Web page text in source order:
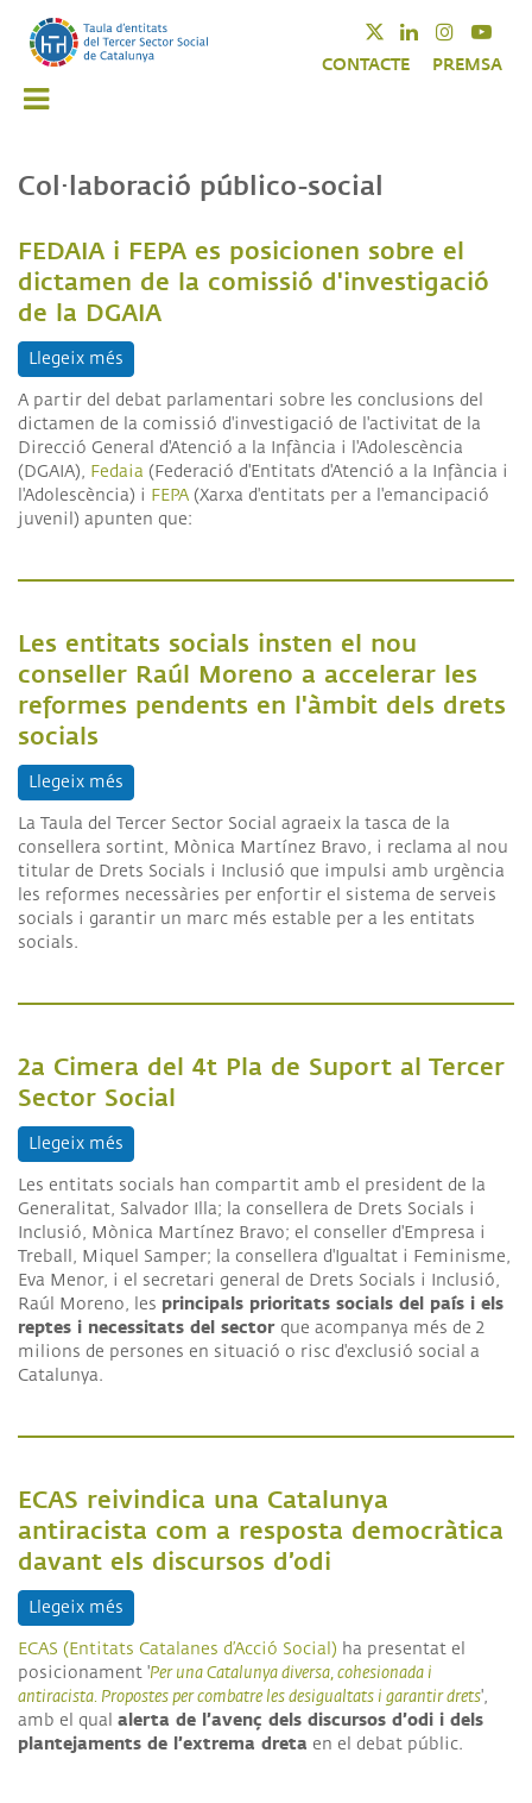
TwitterLinkedin
CONTACTE PREMSA
Col·laboració público-social
FEDAIA i FEPA es posicionen sobre el
dictamen de la comissió d'investigació
de la DGAIA
Llegeix més
A partir del debat parlamentari sobre les conclusions del
dictamen de la comissió d'investigació de l'activitat de la
Direcció General d'Atenció a la Infància i l'Adolescència
(DGAIA), Fedaia (Federació d'Entitats d'Atenció a la Infància i
l'Adolescència) i FEPA (Xarxa d'entitats per a l'emancipació
juvenil) apunten que:
Les entitats socials insten el nou
conseller Raúl Moreno a accelerar les
reformes pendents en l'àmbit dels drets
socials
Llegeix més
La Taula del Tercer Sector Social agraeix la tasca de la
consellera sortint, Mònica Martínez Bravo, i reclama al nou
titular de Drets Socials i Inclusió que impulsi amb urgència
les reformes necessàries per enfortir el sistema de serveis
socials i garantir un marc més estable per a les entitats
socials.
2a Cimera del 4t Pla de Suport al Tercer
Sector Social
Llegeix més
Les entitats socials han compartit amb el president de la
Generalitat, Salvador Illa; la consellera de Drets Socials i
Inclusió, Mònica Martínez Bravo; el conseller d'Empresa i
Treball, Miquel Samper; la consellera d'Igualtat i Feminisme,
Eva Menor, i el secretari general de Drets Socials i Inclusió,
Raúl Moreno, les principals prioritats socials del país i els
reptes i necessitats del sector que acompanya més de 2
milions de persones en situació o risc d'exclusió social a
Catalunya.
ECAS reivindica una Catalunya
antiracista com a resposta democràtica
davant els discursos d’odi
Llegeix més
ECAS (Entitats Catalanes d’Acció Social) ha presentat el
posicionament 'Per una Catalunya diversa, cohesionada i
antiracista. Propostes per combatre les desigualtats i garantir drets',
amb el qual alerta de l’avenç dels discursos d’odi i dels
plantejaments de l’extrema dreta en el debat públic.